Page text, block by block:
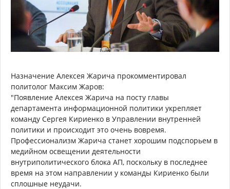
Назначение Алексея Жарича прокомментировал
политолог Максим Жаров:
"Появление Алексея Жарича на посту главы
департамента информационной политики укрепляет
команду Сергея Кириенко в Управлении внутренней
политики и происходит это очень вовремя.
Профессионализм Жарича станет хорошим подспорьем в
медийном освещении деятельности
внутриполитического блока АП, поскольку в последнее
время на этом направлении у команды Кириенко были
сплошные неудачи.